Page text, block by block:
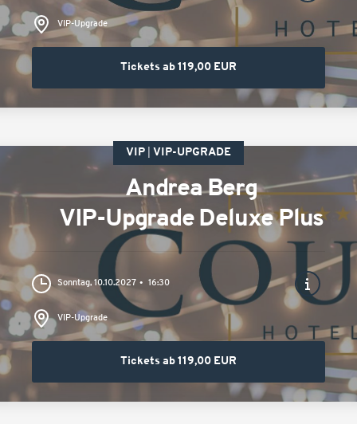
VIP-Upgrade
Tickets ab 119,00 EUR
VIP VIP-UPGRADE
Andrea Berg
VIP-Upgrade Deluxe Plus
Sonntag, 10.10.2027 16:30
VIP-Upgrade
Tickets ab 119,00 EUR